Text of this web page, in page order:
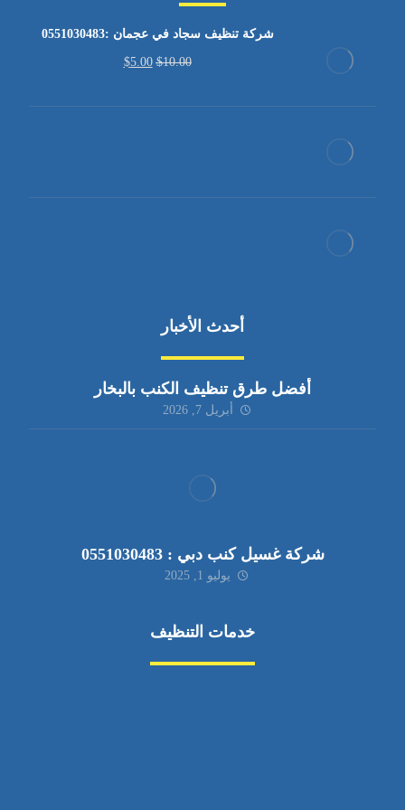
شركة تنظيف سجاد في عجمان :0551030483
$10.00
$5.00
أحدث الأخبار
أفضل طرق تنظيف الكنب بالبخار
أبريل 7, 2026
شركة غسيل كنب دبي : 0551030483
يوليو 1, 2025
خدمات التنظيف